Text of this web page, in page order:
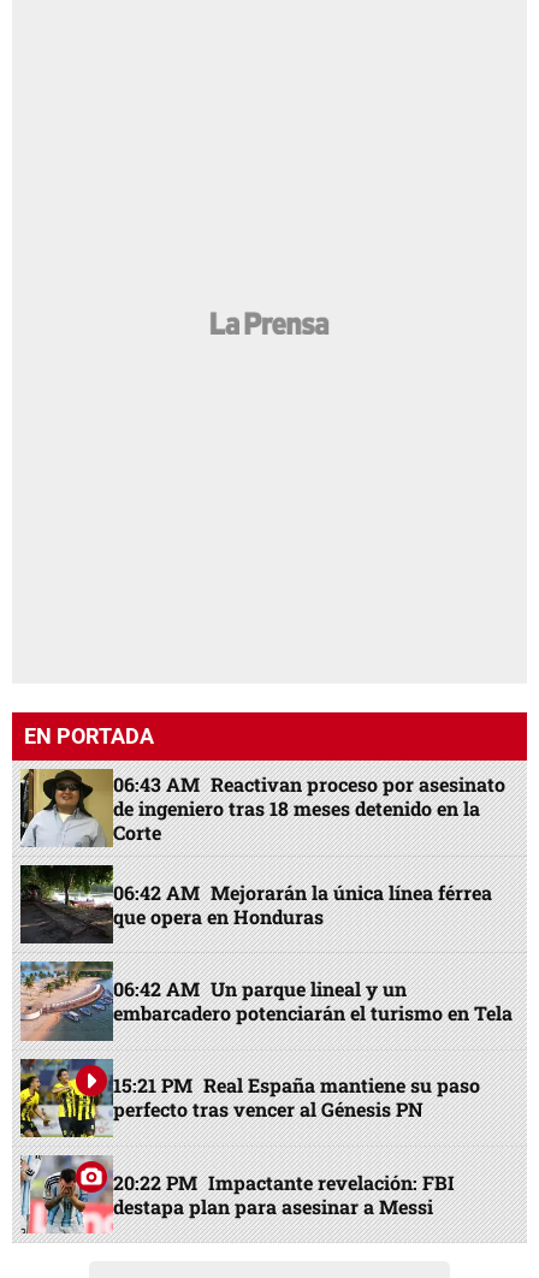
EN PORTADA
06:43 AM Reactivan proceso por asesinato
de ingeniero tras 18 meses detenido en la
Corte
06:42 AM Mejorarán la única línea férrea
que opera en Honduras
06:42 AM Un parque lineal y un
embarcadero potenciarán el turismo en Tela
15:21 PM Real España mantiene su paso
perfecto tras vencer al Génesis PN
20:22 PM Impactante revelación: FBI
destapa plan para asesinar a Messi